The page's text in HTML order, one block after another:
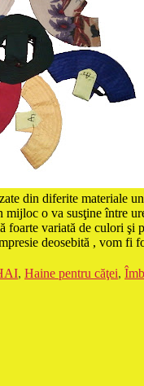
din diferite materiale
o va susţine între
foarte variată de culori
deosebită , vom fi
, Haine pentru căţei,